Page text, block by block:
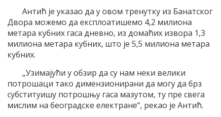
Антић је указао да у овом тренутку из Банатског
Двора можемо да експлоатишемо 4,2 милиона
метара кубних гаса дневно, из домаћих извора 1,3
милиона метара кубних, што је 5,5 милиона метара
кубних.
„Узимајући у обзир да су нам неки велики
потрошаци тако димензионирани да могу да брз
субституишу потрошњу гаса мазутом, ту пре свега
мислим на београдске електране“, рекао је Антић.